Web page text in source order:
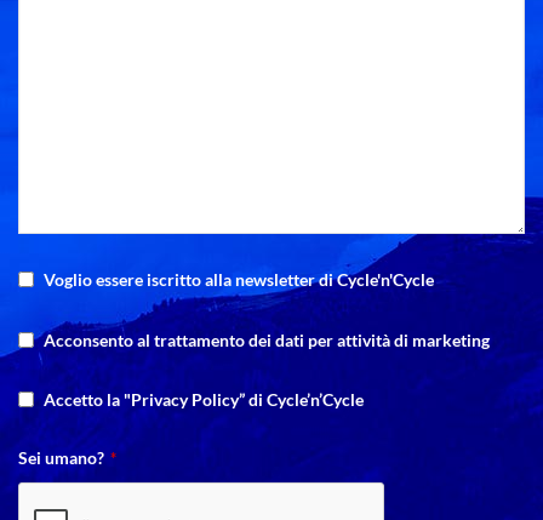
Voglio essere iscritto alla newsletter di Cycle'n'Cycle
Acconsento al trattamento dei dati per attività di marketing
Accetto la "Privacy Policy” di Cycle’n’Cycle
Your
Website *
Sei umano? *